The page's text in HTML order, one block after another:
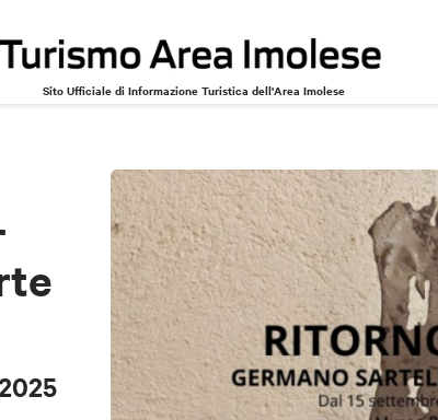
Sito Ufficiale di Informazione Turistica dell'Area Imolese